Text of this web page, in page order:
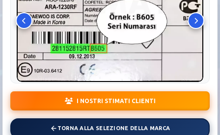
I NOSTRI STIMATI CLIENTI
TORNA ALLA SELEZIONE DELLA MARCA